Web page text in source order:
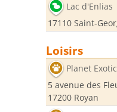
Lac d'Enlias
17110 Saint-
Loisirs
Planet
5 avenue des
17200 Royan